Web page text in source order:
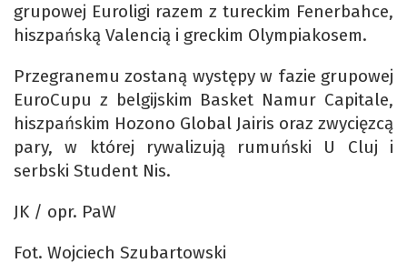
grupowej Euroligi razem z tureckim Fenerbahce,
hiszpańską Valencią i greckim Olympiakosem.
Przegranemu zostaną występy w fazie grupowej
EuroCupu z belgijskim Basket Namur Capitale,
hiszpańskim Hozono Global Jairis oraz zwycięzcą
pary, w której rywalizują rumuński U Cluj i
serbski Student Nis.
JK / opr. PaW
Fot. Wojciech Szubartowski